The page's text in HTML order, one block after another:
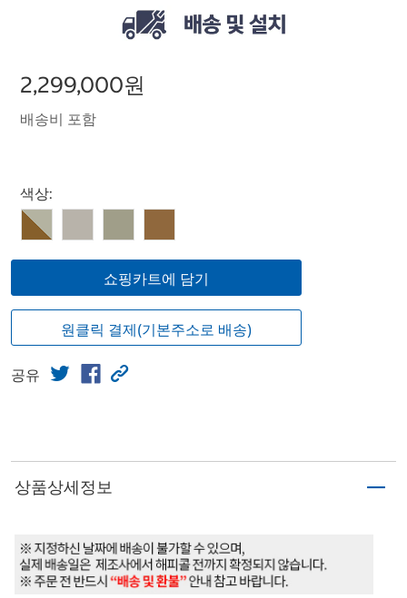
2,299,000원
배송비 포함
Select product
색상:
쇼핑카트에 담기
원클릭 결제(기본주소로 배송)
공유
상품상세정보